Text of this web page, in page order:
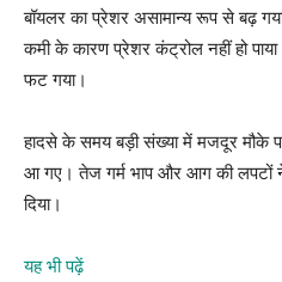
बॉयलर का प्रेशर असामान्य रूप से बढ़
कमी के कारण प्रेशर कंट्रोल नहीं हो
फट गया।
हादसे के समय बड़ी संख्या में मजदूर मौके
आ गए। तेज गर्म भाप और आग की लपटों
दिया।
यह भी पढ़ें